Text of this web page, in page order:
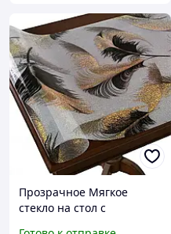
Прозрачное Мягкое
стекло на стол с